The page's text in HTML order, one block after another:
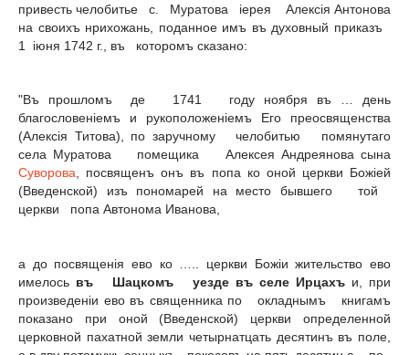
привесть челобитье с. Муратова iepeя Алексiя Антонова
на своихъ нрихожань, поданное имъ въ духовный приказъ
1 iюня 1742 г., въ которомъ сказано:
"Въ прошломъ де 1741 году ноября въ … день
благословенiемъ и рукоположенiемъ Его преосвященства
(Алексiя Титова), по заручному челобитью помянутаго
села Муратова помещика Aлексея Андреянова сына
Суворова, посвященъ онъ въ попа ко оной церкви Божiей
(Введенской) изъ пономарей на место бывшего той
церкви попа Автонома Иванова,
а до посвященiя ево ко ….. церкви Божiи жительство ево
имелось въ Шацкомъ уезде въ селе Ирцахъ и, при
произведенiи ево въ священника по окладнымъ книгамъ
показано при оной (Введенской) церкви определенной
церковной пахатной земли четырнатцать десятинъ въ поле,